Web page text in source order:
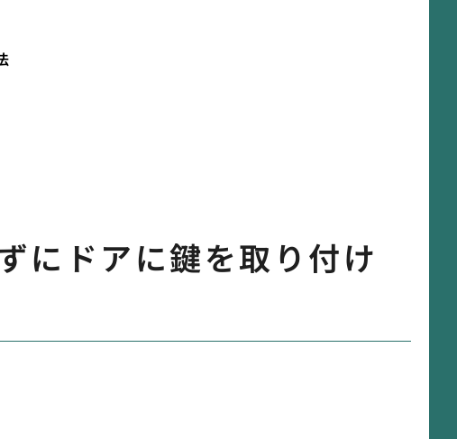
にドアに鍵を取り付け